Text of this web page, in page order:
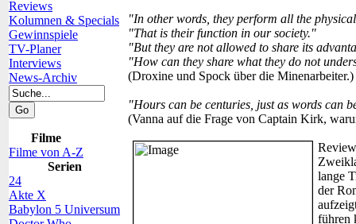
Reviews
Kolumnen & Specials
Gewinnspiele
TV-Planer
Interviews
News-Archiv
Filme
Filme von A-Z
Serien
24
Akte X
Babylon 5 Universum
"In other words, they perform all the
"That is their function in our society."
"But they are not allowed to share its
"How can they share what they do not
(Droxine und Spock über die Minenarbeiter.)
"Hours can be centuries, just as words can
(Vanna auf die Frage von Captain Kirk,
lange
der
führen